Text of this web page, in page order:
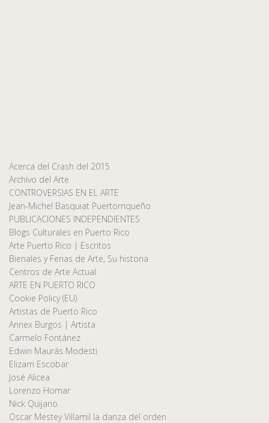
Acerca del Crash del 2015
Archivo del Arte
CONTROVERSIAS EN EL ARTE
Jean-Michel Basquiat Puertorriqueño
PUBLICACIONES INDEPENDIENTES
Blogs Culturales en Puerto Rico
Arte Puerto Rico | Escritos
Bienales y Ferias de Arte, Su historia
Centros de Arte Actual
ARTE EN PUERTO RICO
Cookie Policy (EU)
Artistas de Puerto Rico
Annex Burgos | Artista
Carmelo Fontánez
Edwin Maurás Modesti
Elizam Escobar
José Alicea
Lorenzo Homar
Nick Quijano
Oscar Mestey Villamil la danza del orden